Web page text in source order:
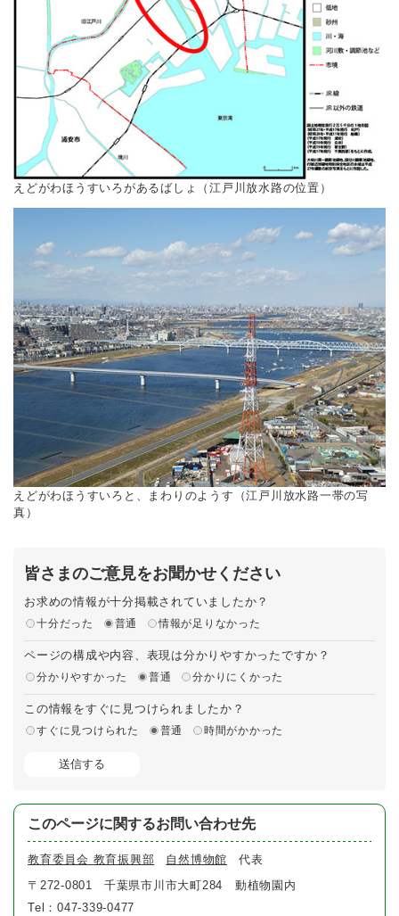
えどがわほうすいろがあるばしょ（江戸川放水路の位置）
えどがわほうすいろと、まわりのようす（江戸川放水路一帯の写
真）
皆さまのご意見をお聞かせください
お求めの情報が十分掲載されていましたか？
十分だった 普通 情報が足りなかった
ページの構成や内容、表現は分かりやすかったですか？
分かりやすかった 普通 分かりにくかった
この情報をすぐに見つけられましたか？
すぐに見つけられた 普通 時間がかかった
このページに関するお問い合わせ先
教育委員会 教育振興部 自然博物館
代表
〒272-0801
千葉県市川市大町284 動植物園内
Tel：047-339-0477